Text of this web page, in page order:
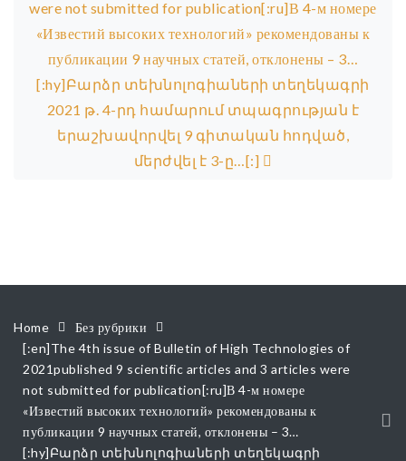
were not submitted for publication[:ru]В 4-м номере
«Известий высоких технологий» рекомендованы к
публикации 9 научных статей, отклонены – 3…
[:hy]Բարձր տեխնոլոգիաների տեղեկագրի
2021 թ. 4-րդ համարում տպագրության է
երաշխավորվել 9 գիտական հոդված,
մերժվել է 3-ը…[:]
Home
Без рубрики
[:en]The 4th issue of Bulletin of High Technologies of
2021published 9 scientific articles and 3 articles were
not submitted for publication[:ru]В 4-м номере
«Известий высоких технологий» рекомендованы к
публикации 9 научных статей, отклонены – 3…
[:hy]Բարձր տեխնոլոգիաների տեղեկագրի